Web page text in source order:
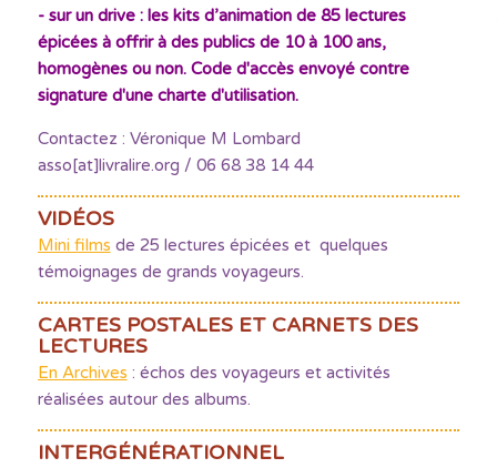
- sur un drive : les kits d’animation de 85 lectures
épicées à offrir à des publics de 10 à 100 ans,
homogènes ou non. Code d'accès envoyé contre
signature d'une charte d'utilisation.
Contactez : Véronique M Lombard
asso[at]livralire.org / 06 68 38 14 44
VIDÉOS
Mini films de 25 lectures épicées et quelques
témoignages de grands voyageurs.
CARTES POSTALES ET CARNETS DES
LECTURES
En Archives : échos des voyageurs et activités
réalisées autour des albums.
INTERGÉNÉRATIONNEL